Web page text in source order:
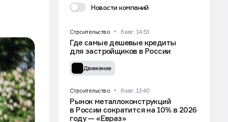
Новости компаний
Строительство 6 авг, 14:53
Где самые дешевые кредиты
для застройщиков в России
Движение
Строительство 6 авг, 13:40
Рынок металлоконструкций
в России сократится на 10% в 2026
году — «Евраз»